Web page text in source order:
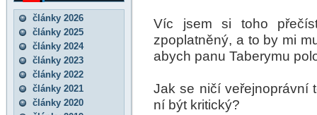
články 2026
články 2025
články 2024
články 2023
články 2022
články 2021
články 2020
Víc jsem si toho
zpoplatněný, a to by mi
abych panu Taberymu
Jak se ničí veřejnoprávní
ní být kritický?